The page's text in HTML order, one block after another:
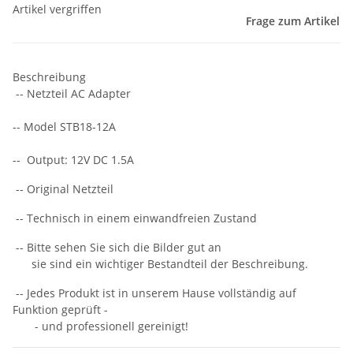
Artikel vergriffen
Frage zum Artikel
Beschreibung
-- Netzteil AC Adapter
-- Model STB18-12A
-- Output: 12V DC 1.5A
-- Original Netzteil
-- Technisch in einem einwandfreien Zustand
-- Bitte sehen Sie sich die Bilder gut an
sie sind ein wichtiger Bestandteil der Beschreibung.
-- Jedes Produkt ist in unserem Hause vollständig auf
Funktion geprüft -
- und professionell gereinigt!